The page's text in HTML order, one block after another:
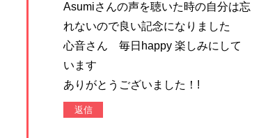
Asumiさんの声を聴いた時の自分は忘
れないので良い記念になりました
心音さん 毎日happy 楽しみにして
います
ありがとうございました！!
返信